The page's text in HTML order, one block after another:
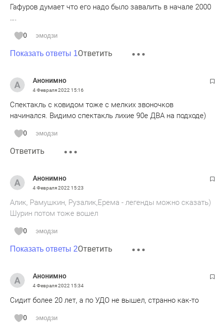
Гафуров думает что его надо было завалить в начале 2000
….
0 эмодзи
Показать ответы 1Ответить
Анонимно
4 Февраля 2022 15:16
Спектакль с ковидом тоже с мелких звоночков
начинался. Видимо спектакль лихие 90е ДВА на подходе)
0 эмодзи
Ответить
Анонимно
4 Февраля 2022 15:23
Алик, Рамушкин, Рузалик,Ерема - легенды можно сказать)
Шурин потом тоже вошел
0 эмодзи
Показать ответы 2Ответить
Анонимно
4 Февраля 2022 15:34
Сидит более 20 лет, а по УДО не вышел, странно как-то
0 эмодзи